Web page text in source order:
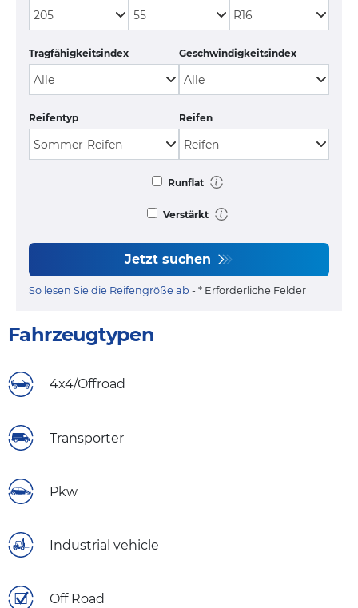
Tragfähigkeitsindex Geschwindigkeitsindex
Reifentyp Reifen
Runflat
Verstärkt
Jetzt suchen
So lesen Sie die Reifengröße ab - * Erforderliche Felder
Fahrzeugtypen
4x4/Offroad
Transporter
Pkw
Industrial vehicle
Off Road